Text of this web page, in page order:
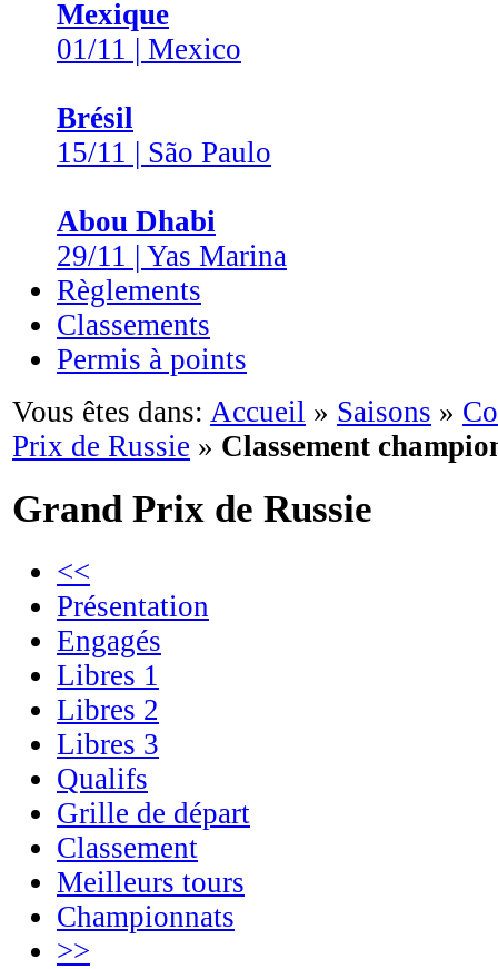
Mexique
01/11 | Mexico
Brésil
15/11 | São Paulo
Abou Dhabi
29/11 | Yas Marina
Règlements
Classements
Permis à points
Vous êtes dans: Accueil » Saisons »
Prix de Russie » Classement
Grand Prix de Russie
<<
Présentation
Engagés
Libres 1
Libres 2
Libres 3
Qualifs
Grille de départ
Classement
Meilleurs tours
Championnats
>>